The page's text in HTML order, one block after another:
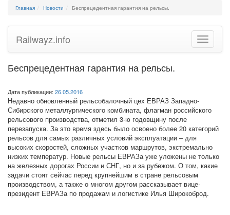
Главная Новости Беспрецедентная гарантия на рельсы.
Toggle
Railwayz.info
Беспрецедентная гарантия на рельсы.
Дата публикации: 26.05.2016
Недавно обновленный рельсобалочный цех ЕВРАЗ Западно-
Сибирского металлургического комбината, флагман российского
рельсового производства, отметил 3-ю годовщину после
перезапуска. За это время здесь было освоено более 20 категорий
рельсов для самых различных условий эксплуатации – для
высоких скоростей, сложных участков маршрутов, экстремально
низких температур. Новые рельсы ЕВРАЗа уже уложены не только
на железных дорогах России и СНГ, но и за рубежом. О том, какие
задачи стоят сейчас перед крупнейшим в стране рельсовым
производством, а также о многом другом рассказывает вице-
президент ЕВРАЗа по продажам и логистике Илья Широкоброд.